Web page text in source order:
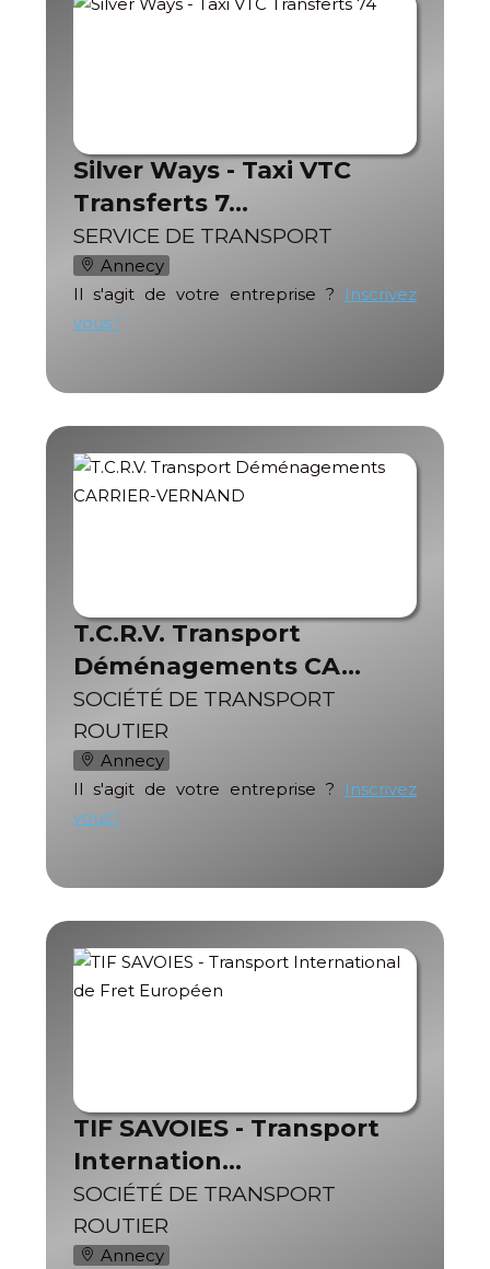
Silver Ways - Taxi VTC
Transferts 7…
SERVICE DE TRANSPORT
Annecy
Il s'agit de votre entreprise ?
Inscrivez
vous !
T.C.R.V. Transport
Déménagements CA…
SOCIÉTÉ DE TRANSPORT
ROUTIER
Annecy
Il s'agit de votre entreprise ?
Inscrivez
vous !
TIF SAVOIES - Transport
Internation…
SOCIÉTÉ DE TRANSPORT
ROUTIER
Annecy